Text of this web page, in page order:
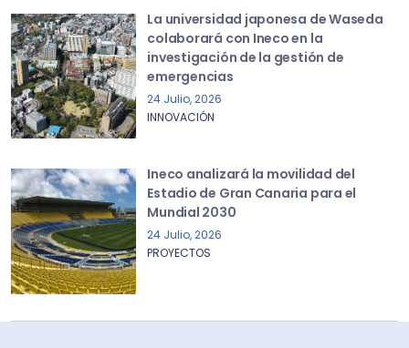
La universidad japonesa de Waseda
colaborará con Ineco en la
investigación de la gestión de
emergencias
24 Julio, 2026
INNOVACIÓN
Ineco analizará la movilidad del
Estadio de Gran Canaria para el
Mundial 2030
24 Julio, 2026
PROYECTOS